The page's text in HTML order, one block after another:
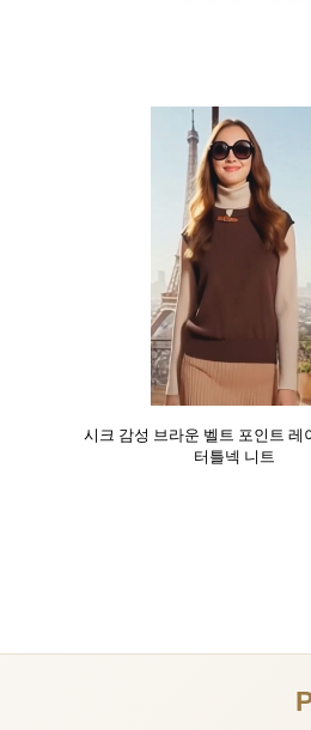
시크 감성 브라운 벨트 포인트 레
터틀넥 니트